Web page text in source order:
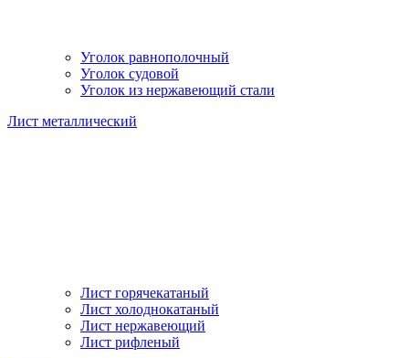
Уголок равнополочный
Уголок судовой
Уголок из нержавеющий стали
Лист металлический
Лист горячекатаный
Лист холоднокатаный
Лист нержавеющий
Лист рифленый